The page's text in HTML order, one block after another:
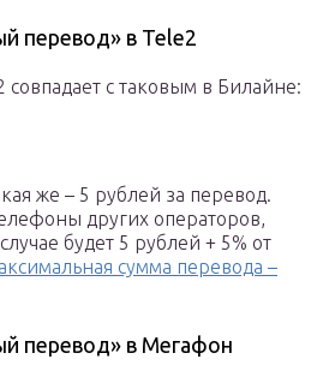
перевод» в Tele2
совпадает с таковым в Билайне:
же – 5 рублей за перевод.
других операторов,
будет 5 рублей + 5% от
сумма перевода –
перевод» в Мегафон